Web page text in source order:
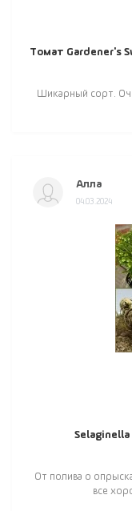
Томат Gardener's
Шикарный сорт.
Алла
04.03.2024
От полива о
все